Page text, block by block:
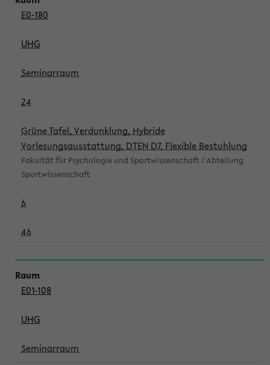
E0-180
UHG
Seminarraum
24
Grüne Tafel, Verdunklung, Hybride
Vorlesungsausstattung, DTEN D7, Flexible Bestuhlung
Fakultät für Psychologie und Sportwissenschaft / Abteilung
Sportwissenschaft
6
46
E01-108
UHG
Seminarraum